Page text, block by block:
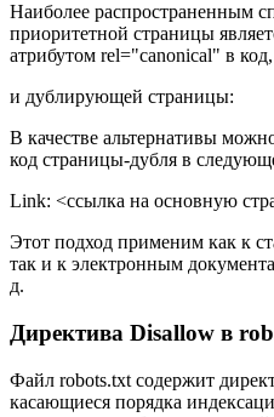
Наиболее распространенным
приоритетной страницы
атрибутом rel="canonical" в
и дублирующей страницы:
В качестве альтернативы
код страницы-дубля в
Link: <ссылка на основную
Этот подход применим как к
так и к электронным
д.
Директива Disallow в
Файл robots.txt содержит
касающиеся порядка